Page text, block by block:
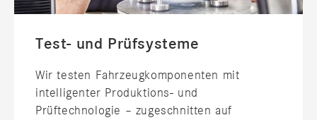
Test- und Prüfsysteme
Wir testen Fahrzeugkomponenten mit
intelligenter Produktions- und
Prüftechnologie – zugeschnitten auf